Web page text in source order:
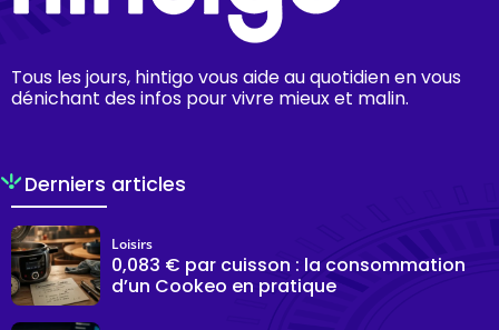
Tous les jours, hintigo vous aide au quotidien en vous
dénichant des infos pour vivre mieux et malin.
Derniers articles
0,083 € par cuisson : la consommation
d’un Cookeo en pratique
Loisirs